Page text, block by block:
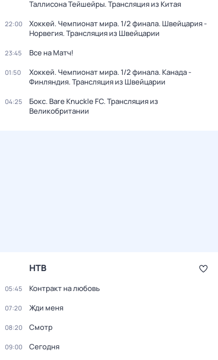
Таллисона Тейшейры. Трансляция из Китая
22:00
Хоккей. Чемпионат мира. 1/2 финала. Швейцария -
Норвегия. Трансляция из Швейцарии
23:45 Все на Матч!
01:50
Хоккей. Чемпионат мира. 1/2 финала. Канада -
Финляндия. Трансляция из Швейцарии
04:25
Бокс. Bare Knuckle FC. Трансляция из
Великобритании
НТВ
05:45 Контракт на любовь
07:20 Жди меня
08:20 Смотр
09:00 Сегодня